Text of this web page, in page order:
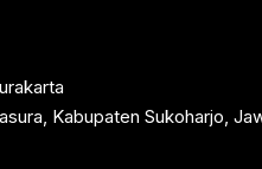
Kabupaten Sukoharjo,